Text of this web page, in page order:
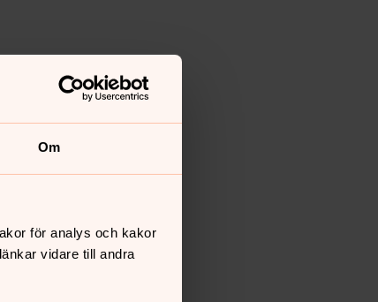
Om
för analys och kakor
vidare till andra